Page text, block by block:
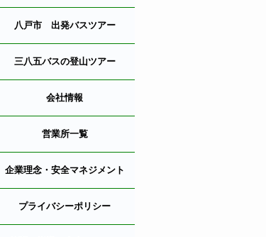
八戸市 出発バスツアー
三八五バスの登山ツアー
会社情報
営業所一覧
企業理念・安全マネジメント
プライバシーポリシー